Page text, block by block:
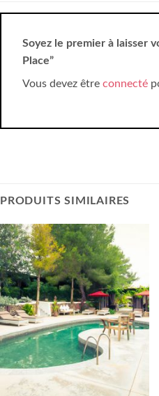
Soyez le premier à laisser
Place”
Vous devez être connecté
PRODUITS SIMILAIRES